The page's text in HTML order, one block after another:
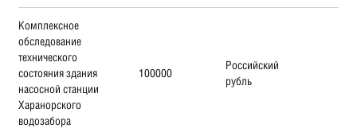
Комплексное
обследование
технического
состояния здания
насосной станции
Харанорского
водозабора
100000
Российский
рубль